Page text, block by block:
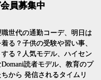
員募集中
職世代の通勤コーデ、明日は
る？子供の受験や習い事、
する？人気モデル、ハイセン
Domani読者モデル、教育のプ
ちから 発信されるタイムリ